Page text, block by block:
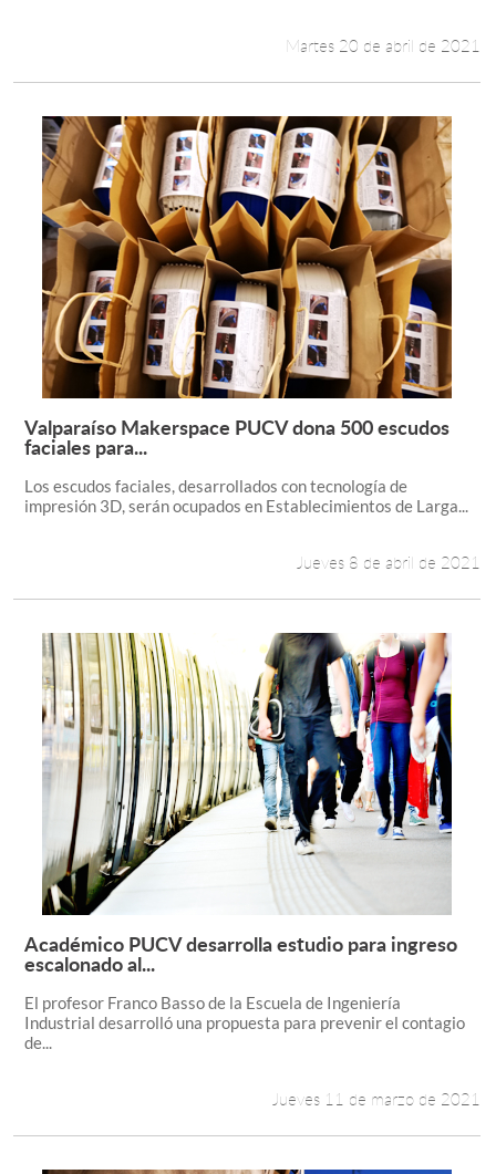
Martes 20 de abril de 2021
Leer más +
Valparaíso Makerspace PUCV dona 500 escudos
faciales para...
Los escudos faciales, desarrollados con tecnología de
impresión 3D, serán ocupados en Establecimientos de Larga...
Jueves 8 de abril de 2021
Leer más +
Académico PUCV desarrolla estudio para ingreso
escalonado al...
El profesor Franco Basso de la Escuela de Ingeniería
Industrial desarrolló una propuesta para prevenir el contagio
de...
Jueves 11 de marzo de 2021